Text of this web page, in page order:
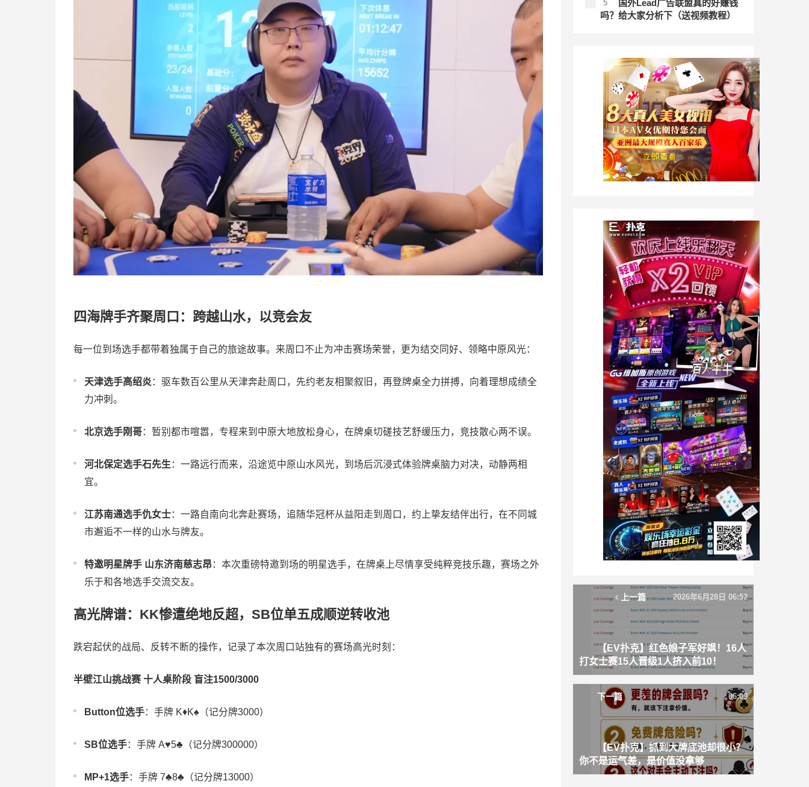
四海牌手齐聚周口：跨越山水，以竞会友
每一位到场选手都带着独属于自己的旅途故事。来周口不止为冲击赛场荣誉，更为结交同好、领略中原风光：
天津选手高绍炎：驱车数百公里从天津奔赴周口，先约老友相聚叙旧，再登牌桌全力拼搏，向着理想成绩全
力冲刺。
北京选手刚哥：暂别都市喧嚣，专程来到中原大地放松身心，在牌桌切磋技艺舒缓压力，竞技散心两不误。
河北保定选手石先生：一路远行而来，沿途览中原山水风光，到场后沉浸式体验牌桌脑力对决，动静两相
宜。
江苏南通选手仇女士：一路自南向北奔赴赛场，追随华冠杯从益阳走到周口，约上挚友结伴出行，在不同城
市邂逅不一样的山水与牌友。
特邀明星牌手 山东济南慈志昂：本次重磅特邀到场的明星选手，在牌桌上尽情享受纯粹竞技乐趣，赛场之外
乐于和各地选手交流交友。
高光牌谱：KK惨遭绝地反超，SB位单五成顺逆转收池
跌宕起伏的战局、反转不断的操作，记录了本次周口站独有的赛场高光时刻：
半壁江山挑战赛 十人桌阶段 盲注1500/3000
Button位选手：手牌 K♦️K♠️（记分牌3000）
SB位选手：手牌 A♥️5♣️（记分牌300000）
MP+1选手：手牌 7♣️8♣️（记分牌13000）
5
国外Lead广告联盟真的好赚钱
吗？给大家分析下（送视频教程）
上一篇
【EV扑克】红色娘子军好飒！16人
打女士赛15人晋级1人挤入前10！
2026年6月28日 06:52
下一篇
【EV扑克】抓到大牌底池却很小？
你不是运气差，是价值没拿够
06:09